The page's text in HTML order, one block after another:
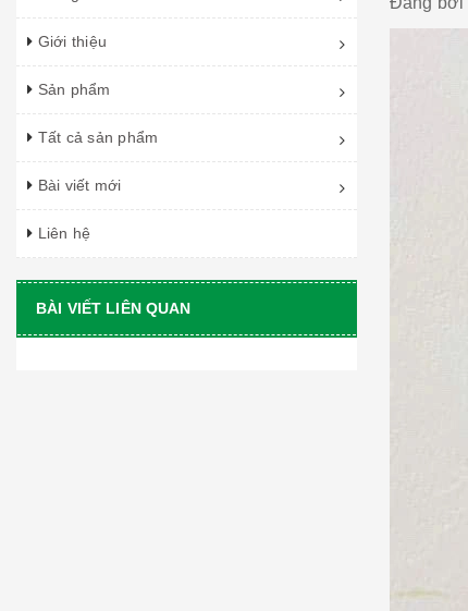
Giới thiệu
Sản phẩm
Tất cả sản phẩm
Bài viết mới
Liên hệ
BÀI VIẾT LIÊN QUAN